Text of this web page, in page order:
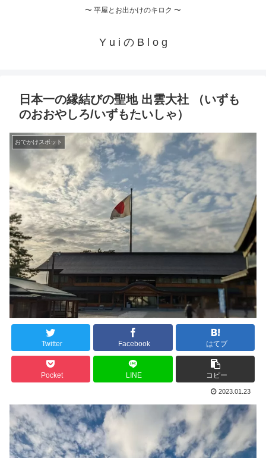
〜 平屋とお出かけのキロク 〜
Y u i の B l o g
日本一の縁結びの聖地 出雲大社 （いずも
のおおやしろ/いずもたいしゃ）
おでかけスポット
Twitter Facebook はてブ
Pocket LINE コピー
2023.01.23